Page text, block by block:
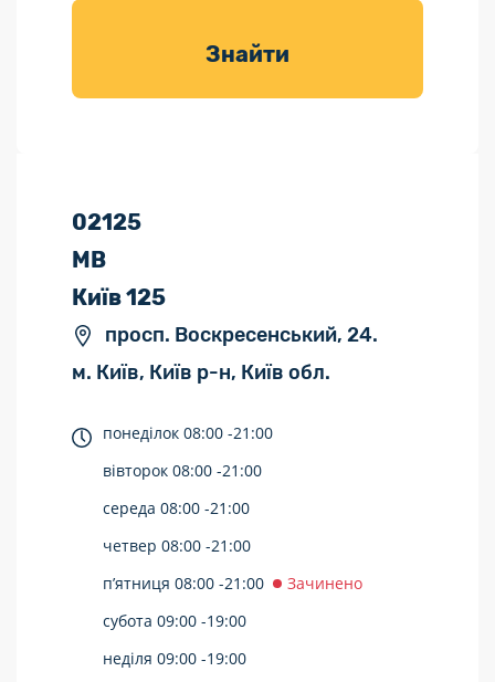
товарів для
Знайти
02125
МВ
Київ 125
просп. Воскресенський, 24.
м. Київ, Київ р-н, Київ обл.
понеділок 08:00 -21:00
вівторок 08:00 -21:00
середа 08:00 -21:00
четвер 08:00 -21:00
п’ятниця 08:00 -21:00
Зачинено
субота 09:00 -19:00
неділя 09:00 -19:00